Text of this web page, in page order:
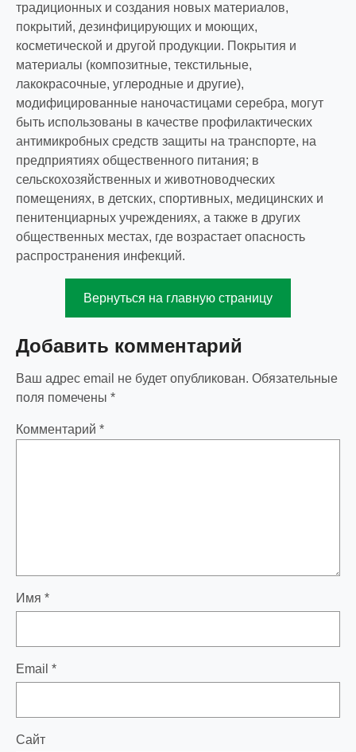
традиционных и создания новых материалов,
покрытий, дезинфицирующих и моющих,
косметической и другой продукции. Покрытия и
материалы (композитные, текстильные,
лакокрасочные, углеродные и другие),
модифицированные наночастицами серебра, могут
быть использованы в качестве профилактических
антимикробных средств защиты на транспорте, на
предприятиях общественного питания; в
сельскохозяйственных и животноводческих
помещениях, в детских, спортивных, медицинских и
пенитенциарных учреждениях, а также в других
общественных местах, где возрастает опасность
распространения инфекций.
Вернуться на главную страницу
Добавить комментарий
Ваш адрес email не будет опубликован. Обязательные
поля помечены *
Комментарий *
Имя *
Email *
Сайт